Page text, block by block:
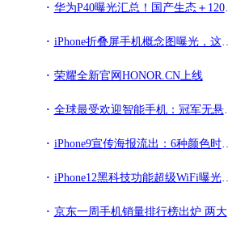
华为P40曝光汇总！国产生态＋120Hz屏幕＋超级影像系统，你买吗？
iPhone折叠屏手机概念图曝光，这款iPhone变化可不一般
荣耀全新官网HONOR.CN上线
全球最受欢迎智能手机：冠军无悬念，国产仅小米一款机型入围
iPhone9宣传海报流出：6种颜色时尚感爆棚，三千块值了
iPhone12黑科技功能超级WiFi曝光：500米都有信号
京东一周手机销量排行榜出炉 两大品牌持续霸榜